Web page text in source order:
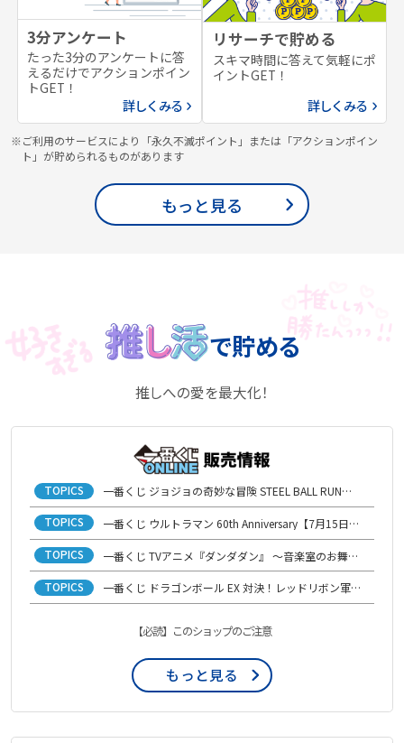
3分アンケート
たった3分のアンケートに答
えるだけでアクションポイン
トGET！
詳しくみる
リサーチで貯める
スキマ時間に答えて気軽にポ
イントGET！
詳しくみる
※ご利用のサービスにより「永久不滅ポイント」または「アクションポイン
ト」が貯められるものがあります
もっと見る
で貯める
推しへの愛を最大化！
TOPICS 一番くじ ジョジョの奇妙な冒険 STEEL BALL RUN【7月21日(火)発売開始】
TOPICS 一番くじ ウルトラマン 60th Anniversary【7月15日(水)発売開始】
TOPICS 一番くじ TVアニメ『ダンダダン』 ～音楽室のお舞踏（パーティー）、開演！～【6月29日(月)発売開始】
TOPICS 一番くじ ドラゴンボール EX 対決！レッドリボン軍【6月16日(火)発売開始】
【必読】このショップのご注意
もっと見る